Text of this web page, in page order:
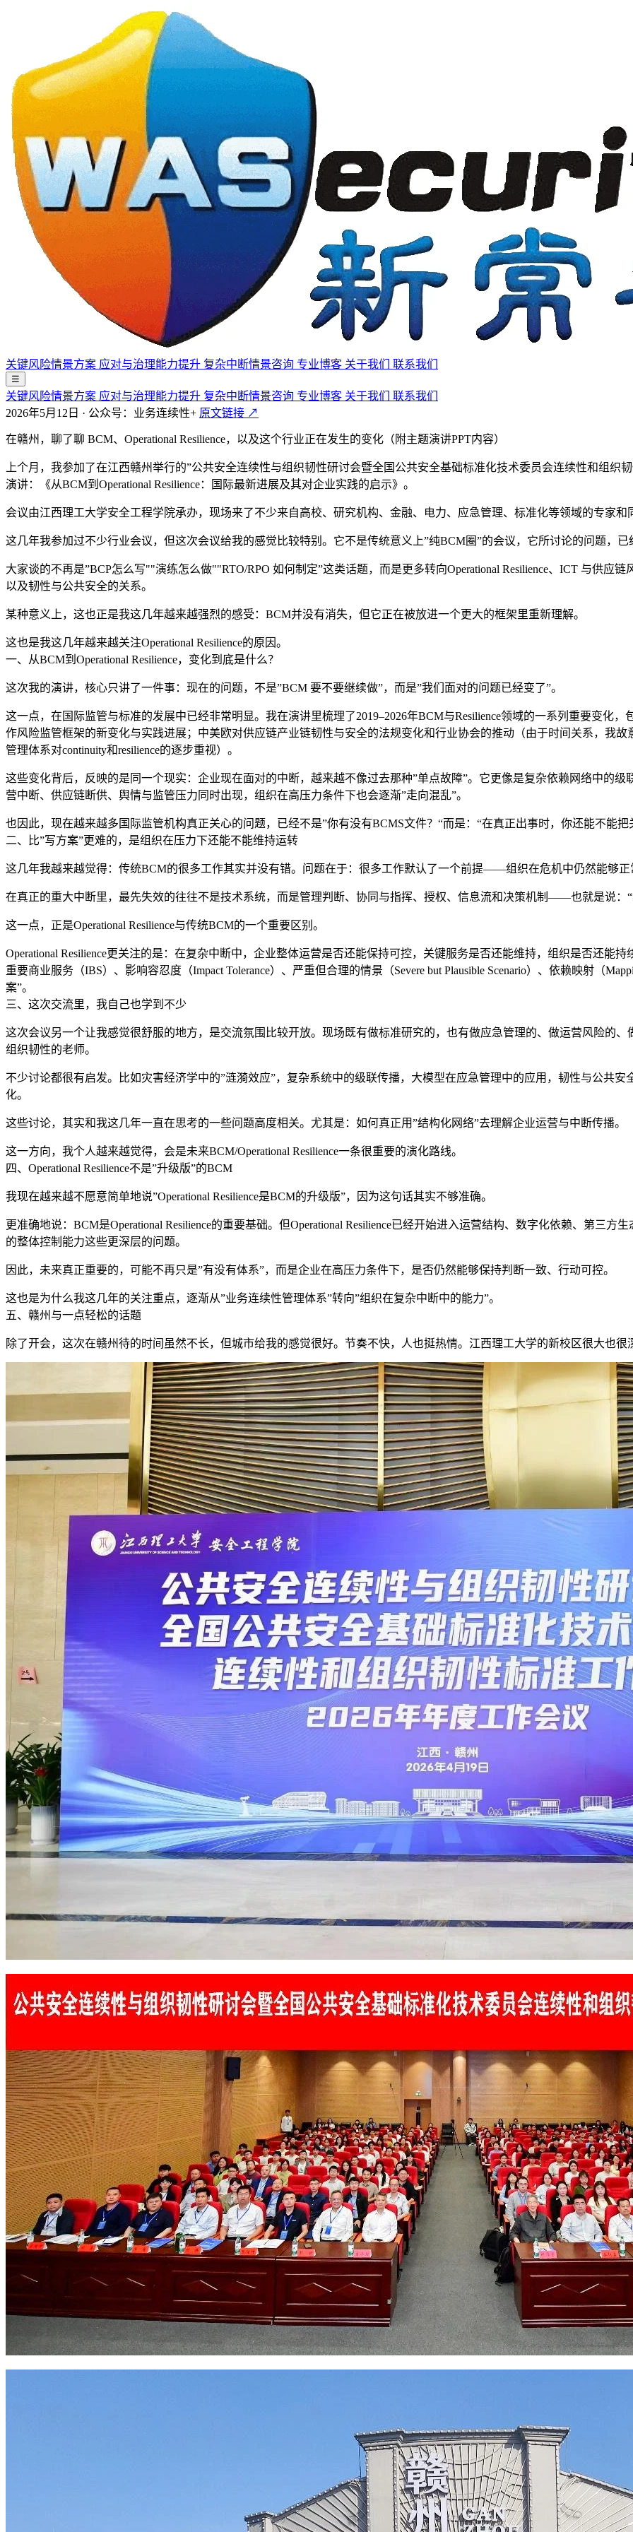
关键风险情景方案 应对与治理能力提升 复杂中断情景咨询 专业博客 关于我们 联系我们
☰
关键风险情景方案 应对与治理能力提升 复杂中断情景咨询 专业博客 关于我们 联系我们
2026年5月12日 · 公众号：业务连续性+ 原文链接 ↗
在赣州，聊了聊 BCM、Operational Resilience，以及这个行业正在发生的变化（附主题演讲PPT内容）
上个月，我参加了在江西赣州举行的”公共安全连续性与组织韧性研讨会暨全国公共安全基础标准化技术委员会连续性和组织
演讲：《从BCM到Operational Resilience：国际最新进展及其对企业实践的启示》。
会议由江西理工大学安全工程学院承办，现场来了不少来自高校、研究机构、金融、电力、应急管理、标准化等领域的专家和
这几年我参加过不少行业会议，但这次会议给我的感觉比较特别。它不是传统意义上”纯BCM圈”的会议，它所讨论的问题，
大家谈的不再是”BCP怎么写""演练怎么做""RTO/RPO 如何制定”这类话题，而是更多转向Operational Resilience、ICT 与供应
以及韧性与公共安全的关系。
某种意义上，这也正是我这几年越来越强烈的感受：BCM并没有消失，但它正在被放进一个更大的框架里重新理解。
这也是我这几年越来越关注Operational Resilience的原因。
一、从BCM到Operational Resilience，变化到底是什么？
这次我的演讲，核心只讲了一件事：现在的问题，不是”BCM 要不要继续做”，而是”我们面对的问题已经变了”。
这一点，在国际监管与标准的发展中已经非常明显。我在演讲里梳理了2019–2026年BCM与Resilience领域的一系列重要变化
作风险监管框架的新变化与实践进展；中美欧对供应链产业链韧性与安全的法规变化和行业协会的推动（由于时间关系，我
管理体系对continuity和resilience的逐步重视）。
这些变化背后，反映的是同一个现实：企业现在面对的中断，越来越不像过去那种”单点故障”。它更像是复杂依赖网络中的
营中断、供应链断供、舆情与监管压力同时出现，组织在高压力条件下也会逐渐”走向混乱”。
也因此，现在越来越多国际监管机构真正关心的问题，已经不是”你有没有BCMS文件？“而是：“在真正出事时，你还能不
二、比”写方案”更难的，是组织在压力下还能不能维持运转
这几年我越来越觉得：传统BCM的很多工作其实并没有错。问题在于：很多工作默认了一个前提——组织在危机中仍然能够
在真正的重大中断里，最先失效的往往不是技术系统，而是管理判断、协同与指挥、授权、信息流和决策机制——也就是说：
这一点，正是Operational Resilience与传统BCM的一个重要区别。
Operational Resilience更关注的是：在复杂中断中，企业整体运营是否还能保持可控，关键服务是否还能维持，组织是否还能
重要商业服务（IBS）、影响容忍度（Impact Tolerance）、严重但合理的情景（Severe but Plausible Scenario）、依赖映射（
案”。
三、这次交流里，我自己也学到不少
这次会议另一个让我感觉很舒服的地方，是交流氛围比较开放。现场既有做标准研究的，也有做应急管理的、做运营风险的
组织韧性的老师。
不少讨论都很有启发。比如灾害经济学中的”涟漪效应”，复杂系统中的级联传播，大模型在应急管理中的应用，韧性与公共
化。
这些讨论，其实和我这几年一直在思考的一些问题高度相关。尤其是：如何真正用”结构化网络”去理解企业运营与中断传播。
这一方向，我个人越来越觉得，会是未来BCM/Operational Resilience一条很重要的演化路线。
四、Operational Resilience不是”升级版”的BCM
我现在越来越不愿意简单地说”Operational Resilience是BCM的升级版”，因为这句话其实不够准确。
更准确地说：BCM是Operational Resilience的重要基础。但Operational Resilience已经开始进入运营结构、数字化依赖、第三
的整体控制能力这些更深层的问题。
因此，未来真正重要的，可能不再只是”有没有体系”，而是企业在高压力条件下，是否仍然能够保持判断一致、行动可控。
这也是为什么我这几年的关注重点，逐渐从”业务连续性管理体系”转向”组织在复杂中断中的能力”。
五、赣州与一点轻松的话题
除了开会，这次在赣州待的时间虽然不长，但城市给我的感觉很好。节奏不快，人也挺热情。江西理工大学的新校区很大也很